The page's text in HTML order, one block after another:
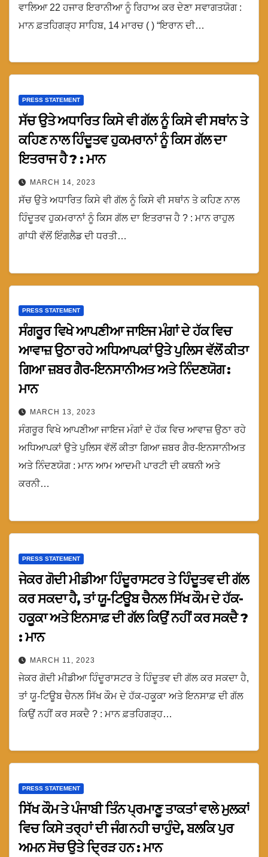
ਵਾਲਿਆ 22 ਹਜਾਰ ਇਰਾਨੀਆ ਨੂੰ ਰਿਹਾਅ ਕਰ ਦੇਣਾ ਸਵਾਗਤਯੋਗ :
ਮਾਨ ਫ਼ਤਹਿਗੜ੍ਹ ਸਾਹਿਬ, 14 ਮਾਰਚ ( ) “ਇਰਾਨ ਦੀ…
PRESS STATEMENT
ਸੱਚ ਉਤੇ ਅਧਾਰਿਤ ਕਿਸੇ ਵੀ ਗੱਲ ਨੂੰ ਕਿਸੇ ਵੀ ਸਥਾਂਨ ਤੇ
ਕਹਿਣ ਨਾਲ ਹਿੰਦੂਤਵ ਹੁਕਮਰਾਨਾਂ ਨੂੰ ਕਿਸ ਗੱਲ ਦਾ
ਇਤਰਾਜ ਹੈ ? : ਮਾਨ
MARCH 14, 2023
ਸੱਚ ਉਤੇ ਅਧਾਰਿਤ ਕਿਸੇ ਵੀ ਗੱਲ ਨੂੰ ਕਿਸੇ ਵੀ ਸਥਾਂਨ ਤੇ ਕਹਿਣ ਨਾਲ
ਹਿੰਦੂਤਵ ਹੁਕਮਰਾਨਾਂ ਨੂੰ ਕਿਸ ਗੱਲ ਦਾ ਇਤਰਾਜ ਹੈ ? : ਮਾਨ ਰਾਹੁਲ
ਗਾਂਧੀ ਵੱਲੋਂ ਇੰਗਲੈਡ ਦੀ ਧਰਤੀ…
PRESS STATEMENT
ਸੰਗਰੂਰ ਵਿਖੇ ਆਪਣੀਆ ਜਾਇਜ ਮੰਗਾਂ ਦੇ ਹੱਕ ਵਿਚ
ਆਵਾਜ਼ ਉਠਾ ਰਹੇ ਅਧਿਆਪਕਾਂ ਉਤੇ ਪੁਲਿਸ ਵੱਲੋਂ ਕੀਤਾ
ਗਿਆ ਜ਼ਬਰ ਗੈਰ-ਇਨਸਾਨੀਅਤ ਅਤੇ ਨਿੰਦਣਯੋਗ :
ਮਾਨ
MARCH 13, 2023
ਸੰਗਰੂਰ ਵਿਖੇ ਆਪਣੀਆ ਜਾਇਜ ਮੰਗਾਂ ਦੇ ਹੱਕ ਵਿਚ ਆਵਾਜ਼ ਉਠਾ ਰਹੇ
ਅਧਿਆਪਕਾਂ ਉਤੇ ਪੁਲਿਸ ਵੱਲੋਂ ਕੀਤਾ ਗਿਆ ਜ਼ਬਰ ਗੈਰ-ਇਨਸਾਨੀਅਤ
ਅਤੇ ਨਿੰਦਣਯੋਗ : ਮਾਨ ਆਮ ਆਦਮੀ ਪਾਰਟੀ ਦੀ ਕਥਨੀ ਅਤੇ
ਕਰਨੀ…
PRESS STATEMENT
ਜੇਕਰ ਗੋਦੀ ਮੀਡੀਆ ਹਿੰਦੂਰਾਸਟਰ ਤੇ ਹਿੰਦੂਤਵ ਦੀ ਗੱਲ
ਕਰ ਸਕਦਾ ਹੈ, ਤਾਂ ਯੂ-ਟਿਊਬ ਚੈਨਲ ਸਿੱਖ ਕੌਮ ਦੇ ਹੱਕ-
ਹਕੂਕਾ ਅਤੇ ਇਨਸਾਫ਼ ਦੀ ਗੱਲ ਕਿਉਂ ਨਹੀਂ ਕਰ ਸਕਦੈ ?
: ਮਾਨ
MARCH 11, 2023
ਜੇਕਰ ਗੋਦੀ ਮੀਡੀਆ ਹਿੰਦੂਰਾਸਟਰ ਤੇ ਹਿੰਦੂਤਵ ਦੀ ਗੱਲ ਕਰ ਸਕਦਾ ਹੈ,
ਤਾਂ ਯੂ-ਟਿਊਬ ਚੈਨਲ ਸਿੱਖ ਕੌਮ ਦੇ ਹੱਕ-ਹਕੂਕਾ ਅਤੇ ਇਨਸਾਫ਼ ਦੀ ਗੱਲ
ਕਿਉਂ ਨਹੀਂ ਕਰ ਸਕਦੈ ? : ਮਾਨ ਫ਼ਤਹਿਗੜ੍ਹ…
PRESS STATEMENT
ਸਿੱਖ ਕੌਮ ਤੇ ਪੰਜਾਬੀ ਤਿੰਨ ਪ੍ਰਮਾਣੂ ਤਾਕਤਾਂ ਵਾਲੇ ਮੁਲਕਾਂ
ਵਿਚ ਕਿਸੇ ਤਰ੍ਹਾਂ ਦੀ ਜੰਗ ਨਹੀ ਚਾਹੁੰਦੇ, ਬਲਕਿ ਪੁਰ
ਅਮਨ ਸੋਚ ਉਤੇ ਦ੍ਰਿੜ ਹਨ : ਮਾਨ